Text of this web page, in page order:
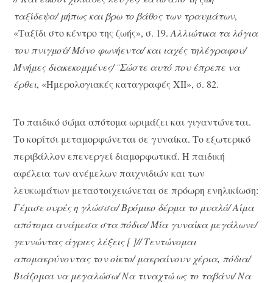
ταξίδεψα/ μήπως και βρω το βάθος των τραυμάτων,
«Ταξίδι στο κέντρο της ζωής», σ. 19.Αλλιώτικα τα λόγια
του πνιγμού/ Μόνο φωνήεντα/ και ιαχές τηλέγραφου/
Μνήμες διακεκομμένες/ ¨Σώστε αυτό που έπρεπε να
έρθει, «Ημερολογιακές καταγραφές ΧΙΙ», σ. 82.
Το παιδικό σώμα απότομα ωριμάζει και γιγαντώνεται.
Το κορίτσι μεταμορφώνεται σε γυναίκα. Το εξωτερικό
περιβάλλον επενεργεί διαμορφωτικά. Η παιδική
αφέλεια των ανέμελων παιχνιδιών και των
λευκωμάτων μεταστοιχειώνεται σε πρόωρη ενηλικίωση:
Γέμισε ουρές η γλώσσα/ Βρόμικο δέρμα το μυαλό/ Αίμα
απότομα ανάμεσα στα πόδια/ Μία γυναίκα μεγάλωνε/
γεννώντας άγριες λέξεις [ ]// Τεντώνομαι
απομακρύνοντας τον οίκτο/ μακραίνουν χέρια, πόδια/
Βιάζομαι να μεγαλώσω/ Να τιναχτώ ως το ταβάνι/ Να